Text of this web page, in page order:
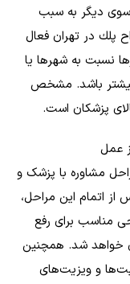
سوی دیگر به سبب
پلك در تهران فعال
نسبت به شهرها یا
بیشتر باشد. مشخص
پزشکان است.
مشاوره با پزشک و
اتمام این مراحل،
مناسب برای رفع
خواهد شد. همچنین
و ویزیت‌های